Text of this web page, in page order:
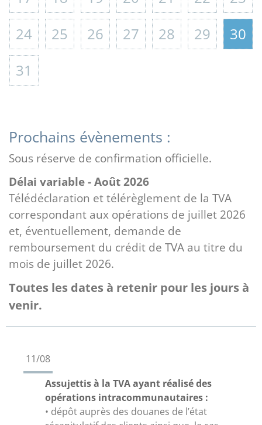
24
25 26 27 28 29
30
31
Prochains évènements :
Sous réserve de confirmation officielle.
Délai variable - Août 2026
Télédéclaration et télérèglement de la TVA
correspondant aux opérations de juillet 2026
et, éventuellement, demande de
remboursement du crédit de TVA au titre du
mois de juillet 2026.
Toutes les dates à retenir pour les jours à
venir.
11/08
Assujettis à la TVA ayant réalisé des
opérations intracommunautaires :
• dépôt auprès des douanes de l’état